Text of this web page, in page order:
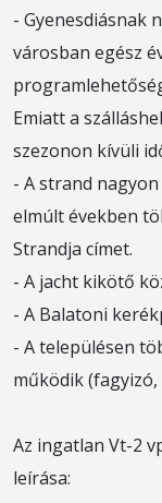
- Gyenesdiásnak
városban egész
Emiatt a
szezonon kívüli
- A strand
elmúlt években
Strandja címet.
- A jacht kikötő
- A Balatoni
- A településen
működik (fagyizó,
Az ingatlan Vt-2
leírása: